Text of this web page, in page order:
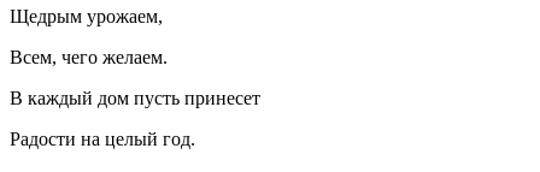
Щедрым урожаем,
Всем, чего желаем.
В каждый дом пусть принесет
Радости на целый год.